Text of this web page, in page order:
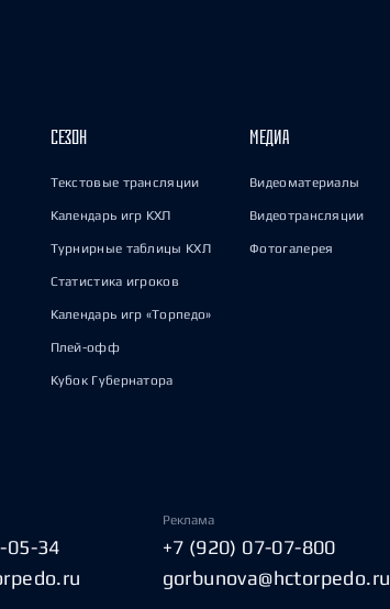
СЕЗОН
Текстовые трансляции
Календарь игр КХЛ
Турнирные таблицы КХЛ
Статистика игроков
Календарь игр «Торпедо»
Плей-офф
Кубок Губернатора
МЕДИА
Видеоматериалы
Видеотрансляции
Фотогалерея
05-34
Реклама
+7 (920) 07-07-800
gorbunova@hctorpedo.ru